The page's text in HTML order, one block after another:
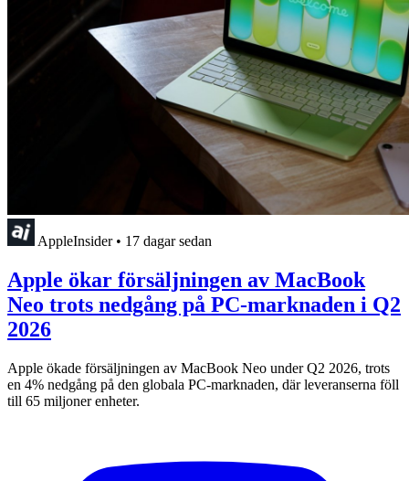
AppleInsider • 17 dagar sedan
Apple ökar försäljningen av MacBook
Neo trots nedgång på PC-marknaden i Q2
2026
Apple ökade försäljningen av MacBook Neo under Q2 2026, trots
en 4% nedgång på den globala PC-marknaden, där leveranserna föll
till 65 miljoner enheter.